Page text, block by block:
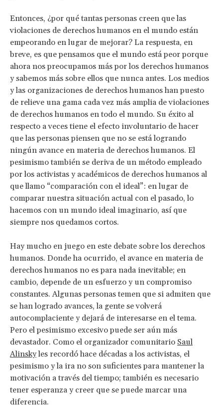
Entonces, ¿por qué tantas personas creen que las
violaciones de derechos humanos en el mundo están
empeorando en lugar de mejorar? La respuesta, en
breve, es que pensamos que el mundo está peor porque
ahora nos preocupamos más por los derechos humanos
y sabemos más sobre ellos que nunca antes. Los medios
y las organizaciones de derechos humanos han puesto
de relieve una gama cada vez más amplia de violaciones
de derechos humanos en todo el mundo. Su éxito al
respecto a veces tiene el efecto involuntario de hacer
que las personas piensen que no se está logrando
ningún avance en materia de derechos humanos. El
pesimismo también se deriva de un método empleado
por los activistas y académicos de derechos humanos al
que llamo “comparación con el ideal”: en lugar de
comparar nuestra situación actual con el pasado, lo
hacemos con un mundo ideal imaginario, así que
siempre nos quedamos cortos.
Hay mucho en juego en este debate sobre los derechos
humanos. Donde ha ocurrido, el avance en materia de
derechos humanos no es para nada inevitable; en
cambio, depende de un esfuerzo y un compromiso
constantes. Algunas personas temen que si admiten que
se han logrado avances, la gente se volverá
autocomplaciente y dejará de interesarse en el tema.
Pero el pesimismo excesivo puede ser aún más
devastador. Como el organizador comunitario Saul
Alinskyles recordó hace décadas a los activistas, el
pesimismo y la ira no son suficientes para mantener la
motivación a través del tiempo; también es necesario
tener esperanza y creer que se puede marcar una
diferencia.